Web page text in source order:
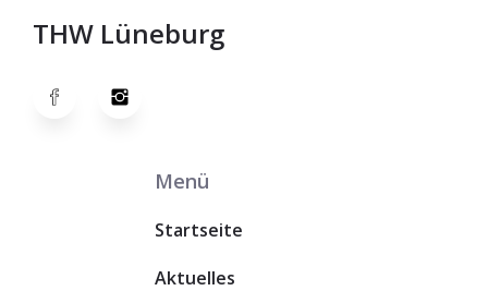
THW Lüneburg
Menü
Startseite
Aktuelles